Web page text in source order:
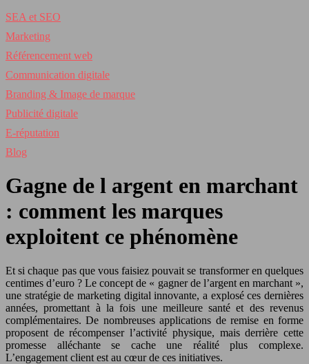
SEA et SEO
Marketing
Référencement web
Communication digitale
Branding & Image de marque
Publicité digitale
E-réputation
Blog
Gagne de l argent en marchant
: comment les marques
exploitent ce phénomène
Et si chaque pas que vous faisiez pouvait se transformer en quelques
centimes d’euro ? Le concept de « gagner de l’argent en marchant »,
une stratégie de marketing digital innovante, a explosé ces dernières
années, promettant à la fois une meilleure santé et des revenus
complémentaires. De nombreuses applications de remise en forme
proposent de récompenser l’activité physique, mais derrière cette
promesse alléchante se cache une réalité plus complexe.
L’engagement client est au cœur de ces initiatives.